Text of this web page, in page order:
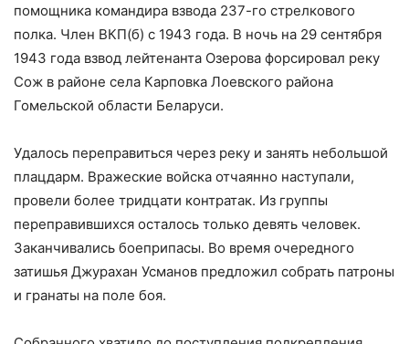
помощника командира взвода 237-го стрелкового
полка. Член ВКП(б) с 1943 года. В ночь на 29 сентября
1943 года взвод лейтенанта Озерова форсировал реку
Сож в районе села Карповка Лоевского района
Гомельской области Беларуси.
Удалось переправиться через реку и занять небольшой
плацдарм. Вражеские войска отчаянно наступали,
провели более тридцати контратак. Из группы
переправившихся осталось только девять человек.
Заканчивались боеприпасы. Во время очередного
затишья Джурахан Усманов предложил собрать патроны
и гранаты на поле боя.